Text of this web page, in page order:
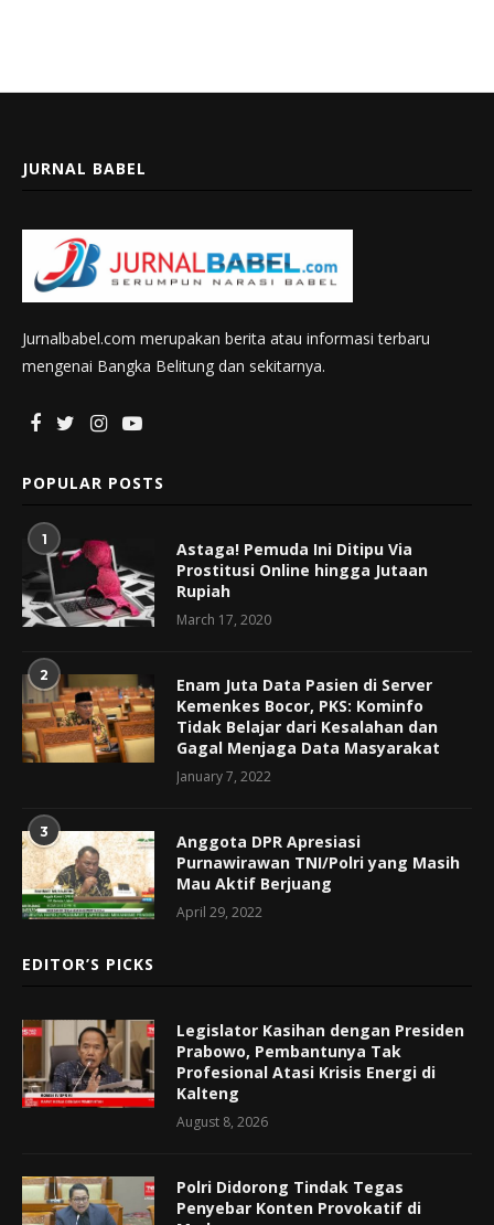
JURNAL BABEL
Jurnalbabel.com merupakan berita atau informasi terbaru
mengenai Bangka Belitung dan sekitarnya.
POPULAR POSTS
1
Astaga! Pemuda Ini Ditipu Via
Prostitusi Online hingga Jutaan
Rupiah
March 17, 2020
2
Enam Juta Data Pasien di Server
Kemenkes Bocor, PKS: Kominfo
Tidak Belajar dari Kesalahan dan
Gagal Menjaga Data Masyarakat
January 7, 2022
3
Anggota DPR Apresiasi
Purnawirawan TNI/Polri yang Masih
Mau Aktif Berjuang
April 29, 2022
EDITOR’S PICKS
Legislator Kasihan dengan Presiden
Prabowo, Pembantunya Tak
Profesional Atasi Krisis Energi di
Kalteng
August 8, 2026
Polri Didorong Tindak Tegas
Penyebar Konten Provokatif di